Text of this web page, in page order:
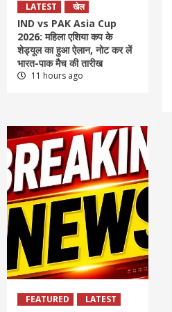
LATEST खेल
IND vs PAK Asia Cup
2026: महिला एशिया कप के
शेड्यूल का हुआ ऐलान, नोट कर लें
भारत-पाक मैच की तारीख
11 hours ago
FEATURED
LATEST